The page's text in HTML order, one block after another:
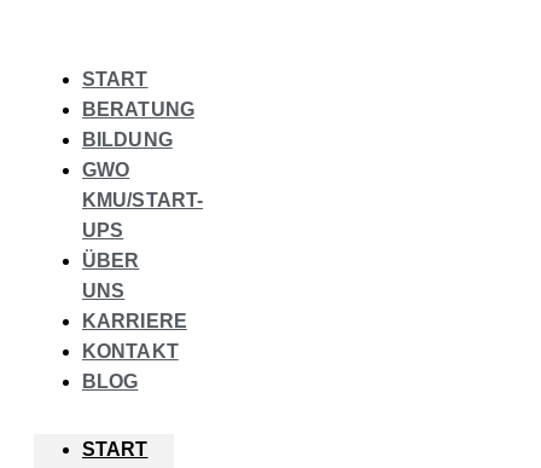
START
BERATUNG
BILDUNG
GWO
KMU/START-
UPS
ÜBER
UNS
KARRIERE
KONTAKT
BLOG
START